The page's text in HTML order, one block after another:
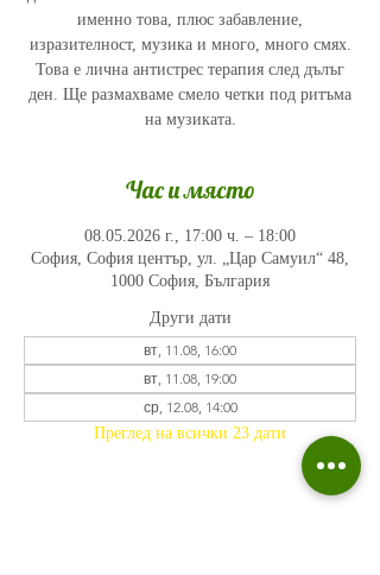
именно това, плюс забавление,
изразителност, музика и много, много смях.
Това е лична антистрес терапия след дълъг
ден. Ще размахваме смело четки под ритъма
на музиката.
Час и място
08.05.2026 г., 17:00 ч. – 18:00
София, София център, ул. „Цар Самуил“ 48,
1000 София, България
Други дати
вт, 11.08, 16:00
вт, 11.08, 19:00
ср, 12.08, 14:00
Преглед на всички 23 дати